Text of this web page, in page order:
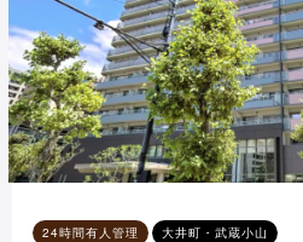
24時間有人管理 大井町・武蔵小山